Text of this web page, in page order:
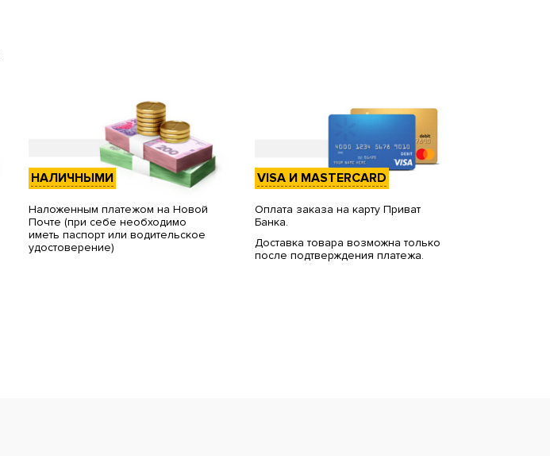
НАЛИЧНЫМИ
Наложенным платежом на Новой
Почте (при себе необходимо
иметь паспорт или водительское
удостоверение)
VISA И MASTERCARD
Оплата заказа на карту Приват
Банка.
Доставка товара возможна только
после подтверждения платежа.